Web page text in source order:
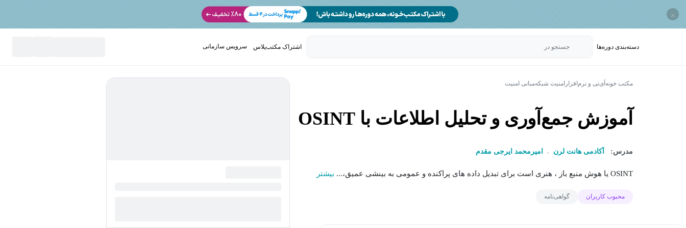
×
دسته‌بندی‌ دوره‌ها جستجو در اشتراک مکتب‌پلاس سرویس سازمانی
مکتب خونه آی‌تی و نرم‌افزار امنیت شبکهمبانی امنیت
آموزش جمع‌آوری و تحلیل اطلاعات با OSINT
مدرس: آکادمی هانت لرن امیرمحمد ایرجی مقدم
OSINT یا هوش منبع باز ، هنری است برای تبدیل داده های پراکنده و عمومی به بینشی عمیق،... بیشتر
محبوب کاربران گواهی‌نامه